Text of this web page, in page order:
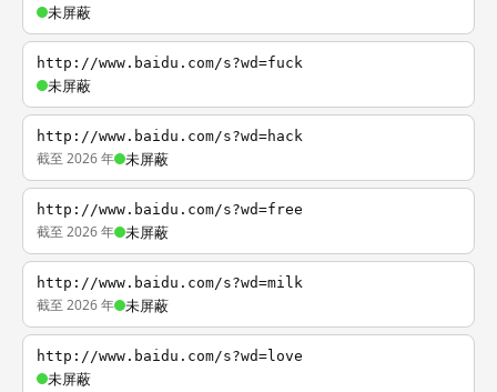
未屏蔽
http://www.baidu.com/s?wd=fuck
未屏蔽
http://www.baidu.com/s?wd=hack
截至 2026 年 未屏蔽
http://www.baidu.com/s?wd=free
截至 2026 年 未屏蔽
http://www.baidu.com/s?wd=milk
截至 2026 年 未屏蔽
http://www.baidu.com/s?wd=love
未屏蔽